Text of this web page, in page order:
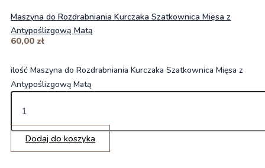
Maszyna do Rozdrabniania Kurczaka Szatkownica Mięsa z
Antypoślizgową Matą
60,00 zł
ilość Maszyna do Rozdrabniania Kurczaka Szatkownica Mięsa z
Antypoślizgową Matą
Dodaj do koszyka